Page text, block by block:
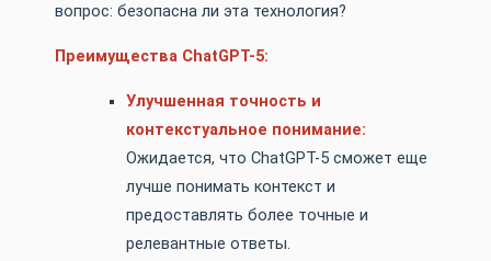
вопрос: безопасна ли эта технология?
Преимущества ChatGPT-5:
Улучшенная точность и
контекстуальное понимание:
Ожидается, что ChatGPT-5 сможет еще
лучше понимать контекст и
предоставлять более точные и
релевантные ответы.